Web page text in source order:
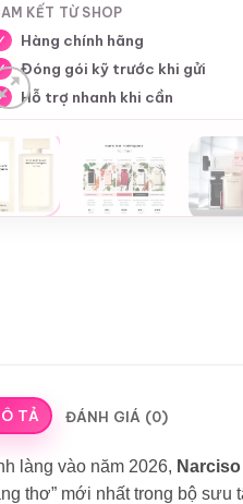
KẾT TỪ SHOP
Hàng chính hãng
Đóng gói kỹ trước khi gửi
Hỗ trợ nhanh khi cần
TẢ ĐÁNH GIÁ (0)
làng vào năm 2026,
thơ” mới nhất trong bộ sưu